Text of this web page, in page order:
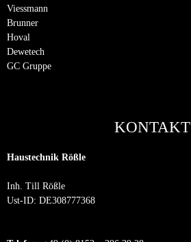
Viessmann
Brunner
Hoval
Dewetech
GC Gruppe
KONTAKT
Haustechnik Rößle
Inh. Till Rößle
Ust-ID: DE308777368